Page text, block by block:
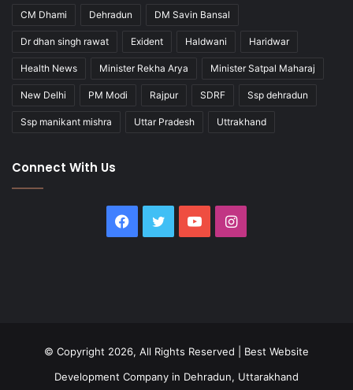
CM Dhami Dehradun DM Savin Bansal
Dr dhan singh rawat Exident Haldwani Haridwar
Health News Minister Rekha Arya Minister Satpal Maharaj
New Delhi PM Modi Rajpur SDRF Ssp dehradun
Ssp manikant mishra Uttar Pradesh Uttrakhand
Connect With Us
Facebook
Twitter YouTubeInstagram
© Copyright 2026, All Rights Reserved | Best Website
Development Company in Dehradun, Uttarakhand